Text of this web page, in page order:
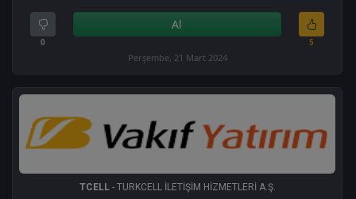
0
Al
5
Perşembe, 21 Mart 2024
TCELL- TURKCELL İLETİŞİM HİZMETLERİ A.Ş.